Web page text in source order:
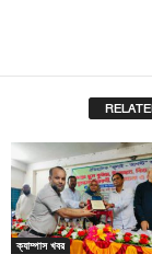
ক্যাম্পাস খবর